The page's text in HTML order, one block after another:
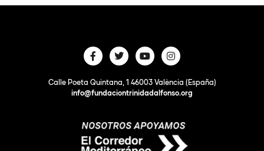
Calle Poeta Quintana, 1 46003 València (España)
info@fundaciontrinidadalfonso.org